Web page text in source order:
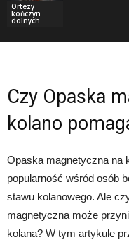
Ortezy
kończyn
dolnych
Czy Opaska
kolano
Opaska magnetyczna na
popularność wśród osób
stawu kolanowego. Ale
magnetyczna może
kolana? W tym artykule